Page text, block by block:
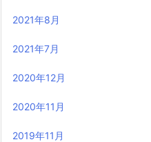
2021年8月
2021年7月
2020年12月
2020年11月
2019年11月